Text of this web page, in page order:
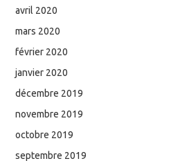
avril 2020
mars 2020
février 2020
janvier 2020
décembre 2019
novembre 2019
octobre 2019
septembre 2019